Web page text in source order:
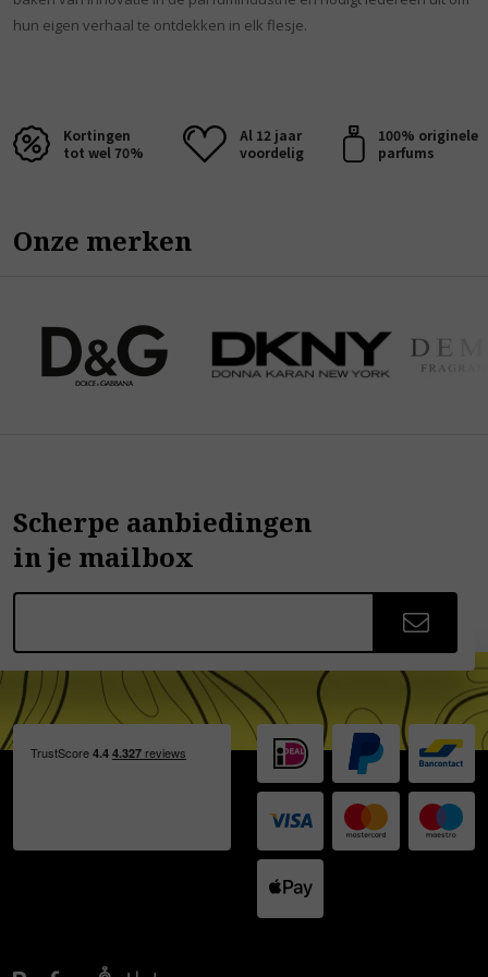
hun eigen verhaal te ontdekken in elk flesje.
Kortingen
tot wel 70%
Al 12 jaar
voordelig
100% originele
parfums
Onze merken
Scherpe aanbiedingen
in je mailbox